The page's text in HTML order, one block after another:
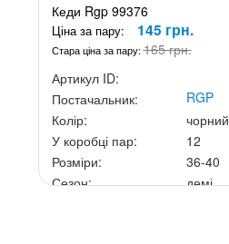
Кеди Rgp 99376
Ціна за пару: 145 грн.
Стара ціна за пару:165 грн.
Артикул ID:
Постачальник:
RGP
Колір:
чорний
У коробці пар:
12
Розміри:
36-40
Сезон:
демі